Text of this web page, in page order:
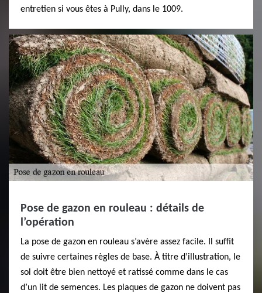
entretien si vous êtes à Pully, dans le 1009.
Pose de gazon en rouleau : détails de
l’opération
La pose de gazon en rouleau s’avère assez facile. Il suffit
de suivre certaines règles de base. À titre d’illustration, le
sol doit être bien nettoyé et ratissé comme dans le cas
d’un lit de semences. Les plaques de gazon ne doivent pas